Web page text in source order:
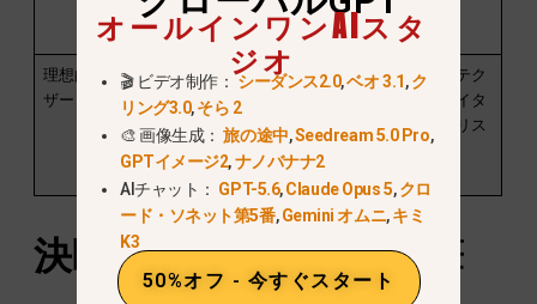
典が多い。
非常に魅力的
（高いEQ）
理想的なユー
ザー
研究者、学
生、ファクト
チェッカー
ソーシャルメ
ージャー、ニ
ュース・ライ
ター
開発者、テク
ニカルライタ
ー、アナリス
決断のマトリックス執筆
オールインワンAIスタ
ジオ
🎬 ビデオ制作：シーダンス2.0,ベオ 3.1,ク
リング3.0,そら 2
🎨 画像生成：旅の途中,Seedream 5.0 Pro,
GPTイメージ2,ナノバナナ2
AIチャット： GPT-5.6,Claude Opus 5,クロ
ード・ソネット第5番,Gemini オムニ,キミ
K3
50%オフ - 今すぐスタート